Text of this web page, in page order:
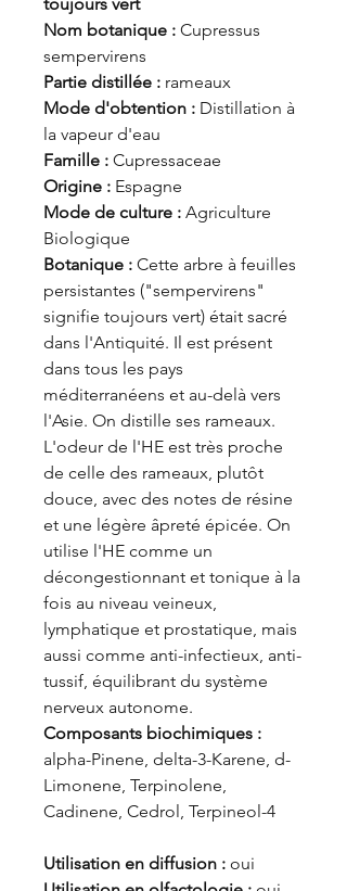
Nom botanique : Cupressus
sempervirens
Partie distillée : rameaux
Mode d'obtention : Distillation à
la vapeur d'eau
Famille : Cupressaceae
Origine : Espagne
Mode de culture : Agriculture
Biologique
Botanique : Cette arbre à feuilles
persistantes ("sempervirens"
signifie toujours vert) était sacré
dans l'Antiquité. Il est présent
dans tous les pays
méditerranéens et au-delà vers
l'Asie. On distille ses rameaux.
L'odeur de l'HE est très proche
de celle des rameaux, plutôt
douce, avec des notes de résine
et une légère âpreté épicée. On
utilise l'HE comme un
décongestionnant et tonique à la
fois au niveau veineux,
lymphatique et prostatique, mais
aussi comme anti-infectieux, anti-
tussif, équilibrant du système
nerveux autonome.
Composants biochimiques :
alpha-Pinene, delta-3-Karene, d-
Limonene, Terpinolene,
Cadinene, Cedrol, Terpineol-4
Utilisation en diffusion : oui